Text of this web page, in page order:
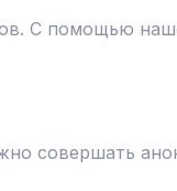
С помощью
совершать